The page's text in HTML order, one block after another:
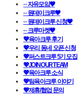
· · 자유모임🧡
· · 원데이크루🧡
· · 원데이크루 신청🧡
· · 크루마켓🧡
💖육아크루 후기
💖우리 동네 오픈 신청
💖퍼스트크루 5기 모집
💖JOIN OUR TEAM
💖육아크루 소식
💖팀육아크루 이야기
💖제휴/협업 문의